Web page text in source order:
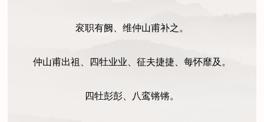
衮职有阙、维仲山甫补之。
仲山甫出祖、四牡业业、征夫捷捷、每怀靡及。
四牡彭彭、八鸾锵锵。